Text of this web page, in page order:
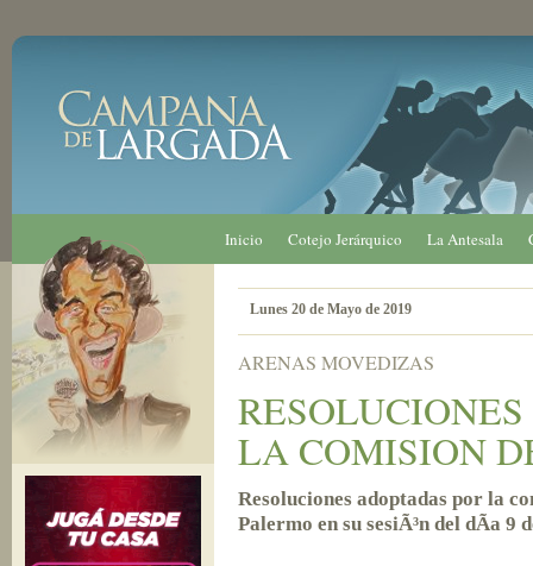
Inicio Cotejo Jerárquico La Antesala
Lunes 20 de Mayo de 2019
ARENAS MOVEDIZAS
LA COMISION
Resoluciones adoptadas por la
Palermo en su sesiÃ³n del dÃ­a 9